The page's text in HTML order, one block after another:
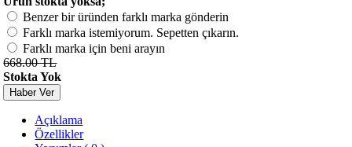
Benzer bir üründen farklı marka gönderin
Farklı marka istemiyorum. Sepetten çıkarın.
Farklı marka için beni arayın
668.00 TL
Stokta Yok
Haber Ver
Açıklama
Özellikler